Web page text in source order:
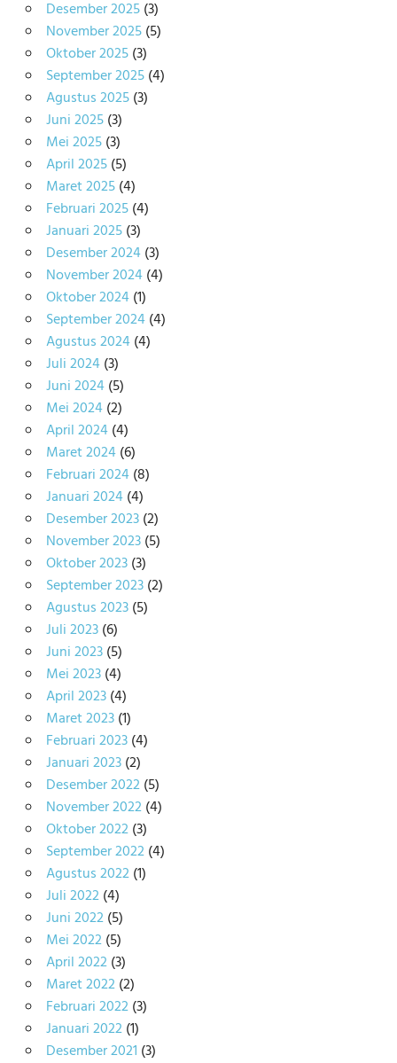
Desember 2025(3)
November 2025(5)
Oktober 2025(3)
September 2025(4)
Agustus 2025(3)
Juni 2025(3)
Mei 2025(3)
April 2025(5)
Maret 2025(4)
Februari 2025(4)
Januari 2025(3)
Desember 2024(3)
November 2024(4)
Oktober 2024(1)
September 2024(4)
Agustus 2024(4)
Juli 2024(3)
Juni 2024(5)
Mei 2024(2)
April 2024(4)
Maret 2024(6)
Februari 2024(8)
Januari 2024(4)
Desember 2023(2)
November 2023(5)
Oktober 2023(3)
September 2023(2)
Agustus 2023(5)
Juli 2023(6)
Juni 2023(5)
Mei 2023(4)
April 2023(4)
Maret 2023(1)
Februari 2023(4)
Januari 2023(2)
Desember 2022(5)
November 2022(4)
Oktober 2022(3)
September 2022(4)
Agustus 2022(1)
Juli 2022(4)
Juni 2022(5)
Mei 2022(5)
April 2022(3)
Maret 2022(2)
Februari 2022(3)
Januari 2022(1)
Desember 2021 (3)